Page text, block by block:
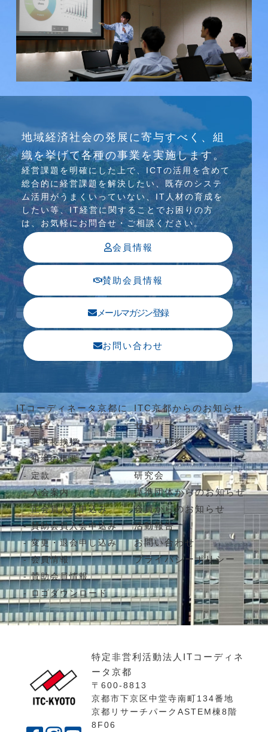
介護ソリューション研究会、WEB/SNS研究会を
行っています
地域経済社会の発展に寄与すべく、組
織を挙げて各種の事業を実施します。
経営課題を明確にした上で、ICTの活⽤を含めて
総合的に経営課題を解決したい、既存のシステ
ム活⽤がうまくいっていない、IT⼈材の育成を
したい等、IT経営に関することでお困りの⽅
は、お気軽にお問合せ・ご相談ください。
会員情報
賛助会員情報
メールマガジン登録
お問い合わせ
ITコーディネータ京都に
ついて
理事長挨拶
組織の概要
定款
入会案内
正会員入会申込み
賛助会員入会申込み
変更・退会申し込み
会員情報
賛助会員情報
ロゴダウンロード
ITC京都からのお知らせ
セミナー
ケース研修
コラム
研究会
提携団体からのお知らせ
会員からのお知らせ
活動報告
お問い合わせ
プライバシーポリシー
特定非営利活動法人ITコーディネ
ータ京都
〒600-8813
京都市下京区中堂寺南町134番地
京都リサーチパークASTEM棟8階
8F06